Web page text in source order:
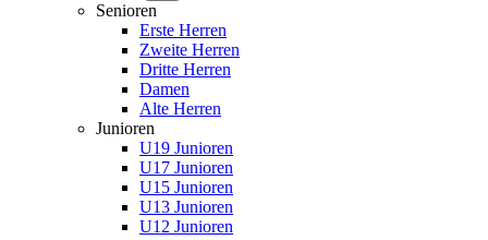
Senioren
Erste Herren
Zweite Herren
Dritte Herren
Damen
Alte Herren
Junioren
U19 Junioren
U17 Junioren
U15 Junioren
U13 Junioren
U12 Junioren